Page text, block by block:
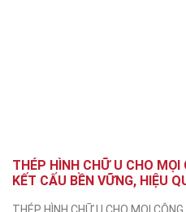
THÉP HÌNH CHỮ U CHO
KẾT CẤU BỀN VỮNG, HIỆU
THÉP HÌNH CHỮ U CHO MỌI